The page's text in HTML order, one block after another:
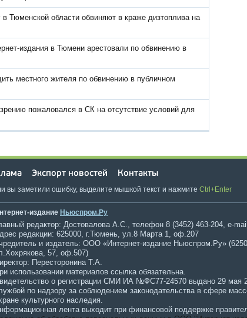
Тюменской области обвиняют в краже дизтоплива на
издания в Тюмени арестовали по обвинению в
местного жителя по обвинению в публичном
пожаловался в СК на отсутствие условий для
Экспорт новостей Контакты
вы заметили ошибку, выделите мышкой текст и нажмите Ctrl+Enter
издание Ньюспром.Ру
редактор: Достовалова А.С., телефон 8 (3452) 463-204, e-
редакции: 625000, г.Тюмень, ул.8 Марта 1, оф.207
и издатель: ООО «Интернет-издание Ньюспром.Ру»
57, оф.507)
Пересторонина Т.А.
использовании материалов ссылка обязательна.
о регистрации СМИ ИА №ФС77-24570 выдано 29 мая
по надзору за соблюдением законодательства в сфере
культурного наследия.
лента выходит при финансовой поддержке